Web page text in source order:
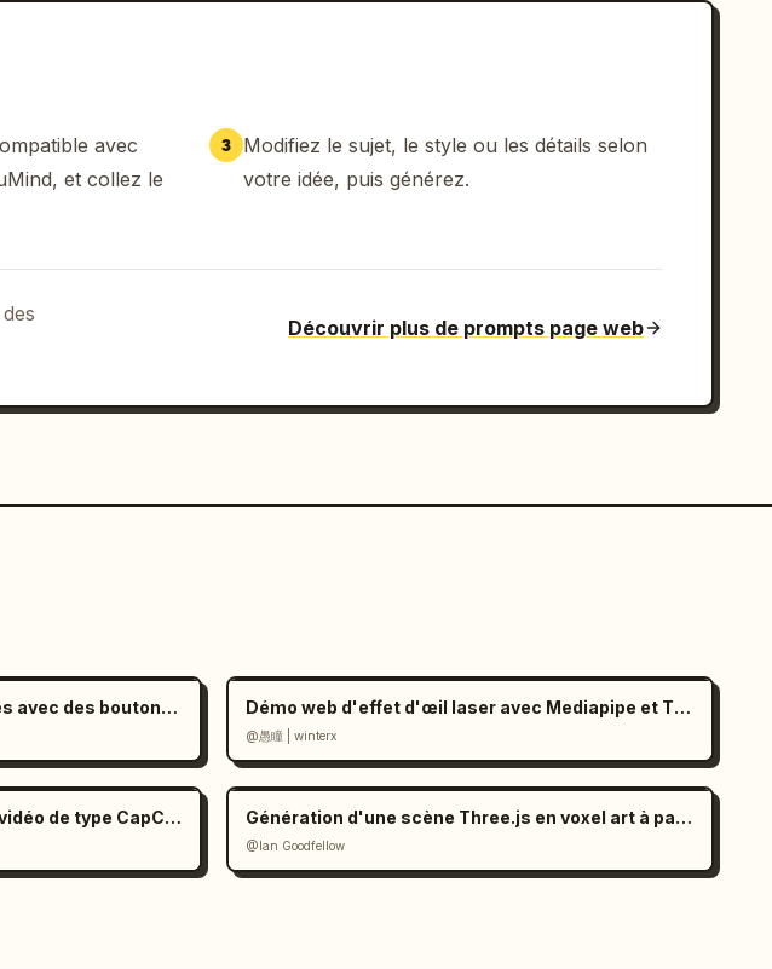
avec
et collez le
3
Modifiez le sujet, le style ou les détails selon
votre idée, puis générez.
Découvrir plus de prompts page web
Générez 40 icônes SVG simples avec des boutons de téléchargement Démo web d'effet d'œil laser avec Mediapipe et Three.js
@愚瞳 | winterx
Interface utilisateur d'éditeur vidéo de type CapCut dans Gemini Génération d'une scène Three.js en voxel art à partir d'une image (prompt)
@Ian Goodfellow